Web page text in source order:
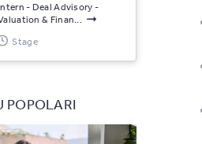
- Deal Advisory -
& Finan...
Stage
POPOLARI